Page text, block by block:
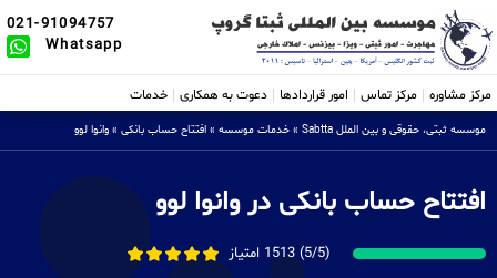
021-91094757
Whatsapp
مرکز مشاوره مرکز تماس امور قراردادها دعوت به همکاری خدمات
موسسه ثبتی، حقوقی و بین الملل Sabtta » خدمات موسسه » افتتاح حساب بانکی » وانوا لوو
افتتاح حساب بانکی در وانوا لوو
(5/5) 1513 امتیاز